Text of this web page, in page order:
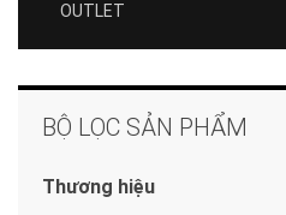
OUTLET
BỘ LỌC SẢN PHẨM
Thương hiệu